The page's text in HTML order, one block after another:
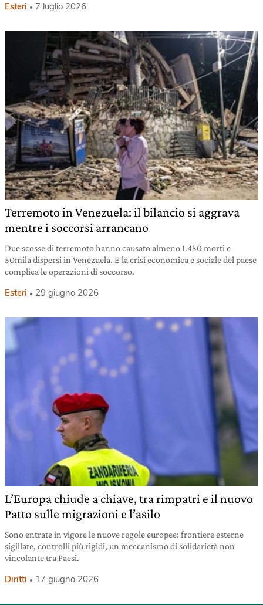
Esteri 7 luglio 2026
Terremoto in Venezuela: il bilancio si aggrava
mentre i soccorsi arrancano
Due scosse di terremoto hanno causato almeno 1.450 morti e
50mila dispersi in Venezuela. E la crisi economica e sociale del paese
complica le operazioni di soccorso.
Esteri 29 giugno 2026
L’Europa chiude a chiave, tra rimpatri e il nuovo
Patto sulle migrazioni e l’asilo
Sono entrate in vigore le nuove regole europee: frontiere esterne
sigillate, controlli più rigidi, un meccanismo di solidarietà non
vincolante tra Paesi.
Diritti 17 giugno 2026